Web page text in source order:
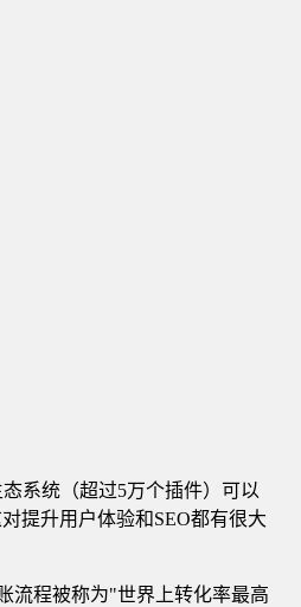
系统（超过5万个插件）可以
提升用户体验和SEO都有很大
流程被称为"世界上转化率最高